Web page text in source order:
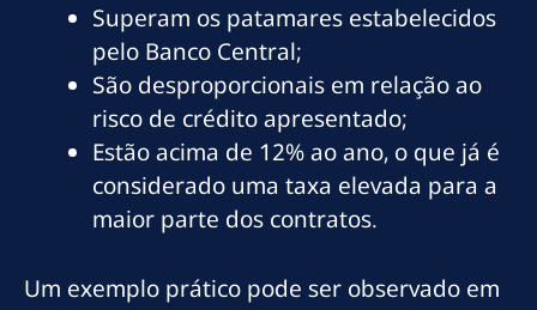
Superam os patamares estabelecidos
pelo Banco Central;
São desproporcionais em relação ao
risco de crédito apresentado;
Estão acima de 12% ao ano, o que já é
considerado uma taxa elevada para a
maior parte dos contratos.
Um exemplo prático pode ser observado em